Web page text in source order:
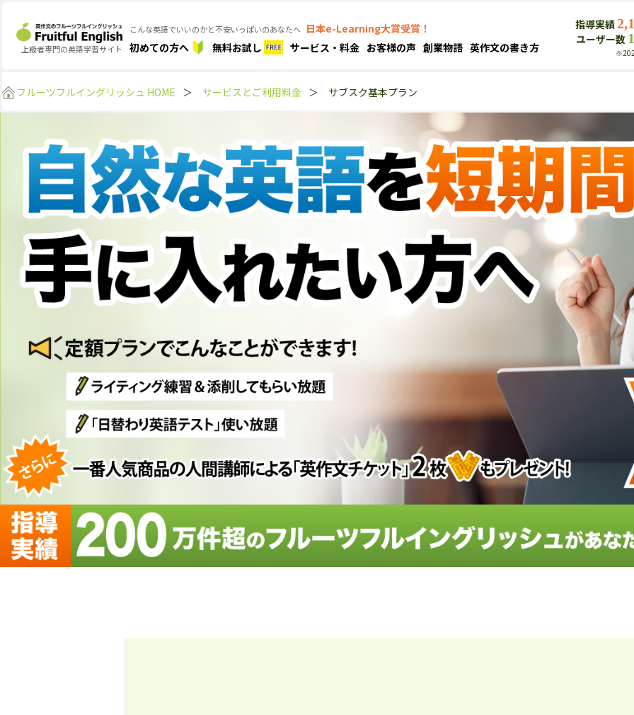
上級者専門の英語学習サイト
こんな英語でいいのかと不安いっぱいのあなたへ 日本e-Learning大賞受賞！
初めての方へ
無料お試し サービス・料金 お客様の声 創業物語 英作文の書き方
指導実績
ユーザー数
フルーツフルイングリッシュ HOME ＞ サービスとご利用料金 ＞ サブスク基本プラン